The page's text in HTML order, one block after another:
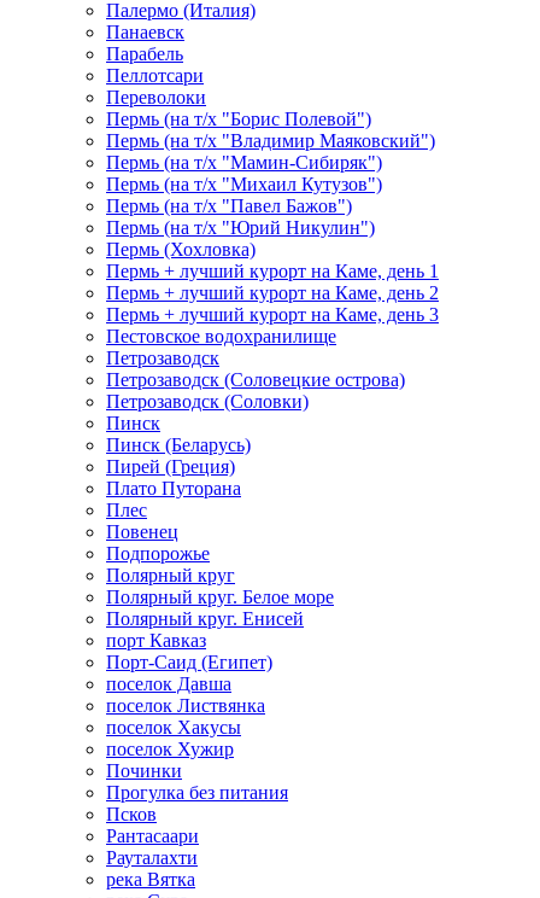
Палермо (Италия)
Панаевск
Парабель
Пеллотсари
Переволоки
Пермь (на т/х "Борис Полевой")
Пермь (на т/х "Владимир Маяковский")
Пермь (на т/х "Мамин-Сибиряк")
Пермь (на т/х "Михаил Кутузов")
Пермь (на т/х "Павел Бажов")
Пермь (на т/х "Юрий Никулин")
Пермь (Хохловка)
Пермь + лучший курорт на Каме, день 1
Пермь + лучший курорт на Каме, день 2
Пермь + лучший курорт на Каме, день 3
Пестовское водохранилище
Петрозаводск
Петрозаводск (Соловецкие острова)
Петрозаводск (Соловки)
Пинск
Пинск (Беларусь)
Пирей (Греция)
Плато Путорана
Плес
Повенец
Подпорожье
Полярный круг
Полярный круг. Белое море
Полярный круг. Енисей
порт Кавказ
Порт-Саид (Египет)
поселок Давша
поселок Листвянка
поселок Хакусы
поселок Хужир
Починки
Прогулка без питания
Псков
Рантасаари
Рауталахти
река Вятка